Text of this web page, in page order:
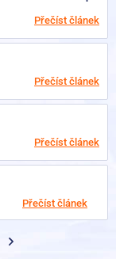
Přečíst článek
Přečíst článek
Přečíst článek
Přečíst článek